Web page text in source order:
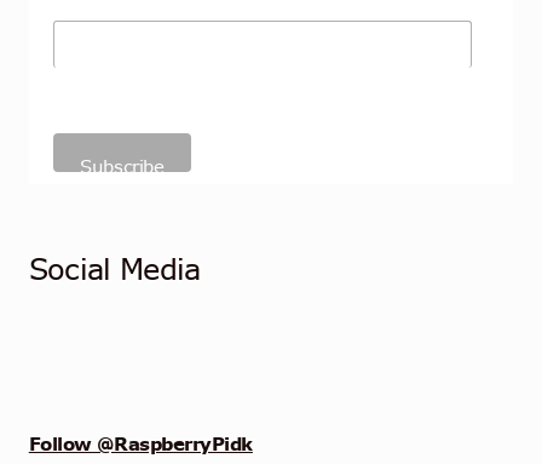
Social Media
Follow @RaspberryPidk